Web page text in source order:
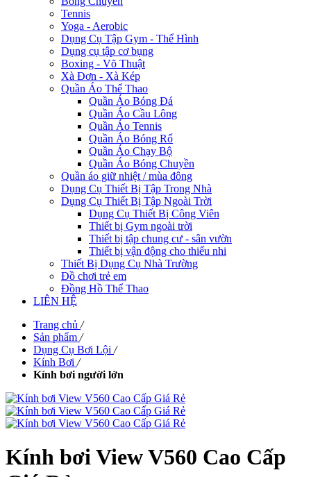
Tennis
Yoga - Aerobic
Dụng Cụ Tập Gym - Thể Hình
Dụng cụ tập cơ bụng
Boxing - Võ Thuật
Xà Đơn - Xà Kép
Quần Áo Thể Thao
Quần Áo Bóng Đá
Quần Áo Cầu Lông
Quần Áo Tennis
Quần Áo Bóng Rổ
Quần Áo Chạy Bộ
Quần Áo Bóng Chuyền
Quần áo giữ nhiệt / mùa đông
Dụng Cụ Thiết Bị Tập Trong Nhà
Dụng Cụ Thiết Bị Tập Ngoài Trời
Dụng Cụ Thiết Bị Công Viên
Thiết bị Gym ngoài trời
Thiết bị tập chung cư - sân vườn
Thiết bị vận động cho thiếu nhi
Thiết Bị Dụng Cụ Nhà Trường
Đồ chơi trẻ em
Đồng Hồ Thể Thao
LIÊN HỆ
Trang chủ /
Sản phẩm /
Dụng Cụ Bơi Lội /
Kính Bơi /
Kính bơi người lớn
Kính bơi View V560 Cao Cấp